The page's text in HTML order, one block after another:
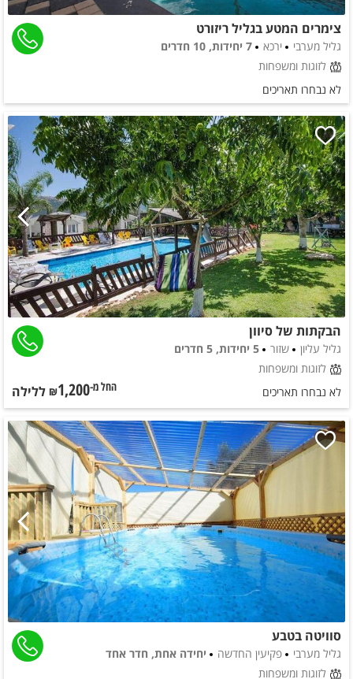
צימרים המטע בגליל ריזורט
גליל מערבי ירכא
7 יחידות, 10 חדרים
לזוגות ומשפחות
לא נבחרו תאריכים
הבקתות של סיוון
גליל עליון שזור
5 יחידות, 5 חדרים
לזוגות ומשפחות
לא נבחרו תאריכים
החל מ-₪1,200 ללילה
סוויטה בטבע
גליל מערבי פקיעין החדשה
יחידה אחת, חדר אחד
לזוגות ומשפחות